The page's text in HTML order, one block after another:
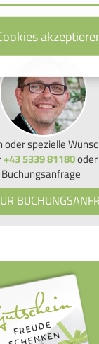
oder spezielle
+43 5339 81180